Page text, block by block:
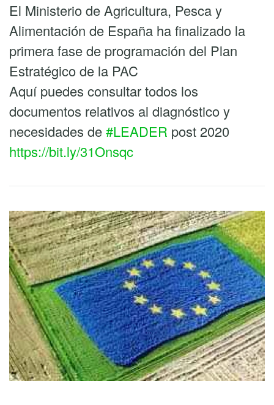
El Ministerio de Agricultura, Pesca y
Alimentación de España ha finalizado la
primera fase de programación del Plan
Estratégico de la PAC
Aquí puedes consultar todos los
documentos relativos al diagnóstico y
necesidades de#LEADER post 2020
https://bit.ly/31Onsqc